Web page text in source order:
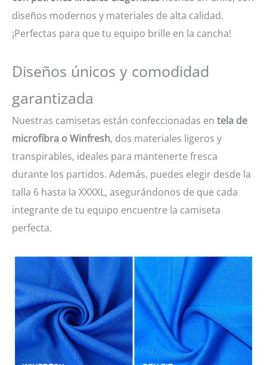
diseños modernos y materiales de alta calidad.
¡Perfectas para que tu equipo brille en la cancha!
Diseños únicos y comodidad
garantizada
Nuestras camisetas están confeccionadas en tela de
microfibra o Winfresh, dos materiales ligeros y
transpirables, ideales para mantenerte fresca
durante los partidos. Además, puedes elegir desde la
talla 6 hasta la XXXXL, asegurándonos de que cada
integrante de tu equipo encuentre la camiseta
perfecta.